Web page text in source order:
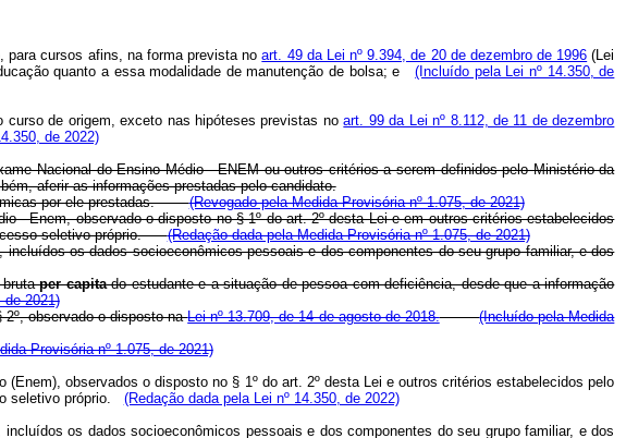
para cursos afins, na forma prevista noart. 49 da Lei nº 9.394, de 20 de dezembro de 1996 (Lei
quanto a essa modalidade de manutenção de bolsa; e
(Incluído pela Lei nº 14.350, de
curso de origem, exceto nas hipóteses previstas noart. 99 da Lei nº 8.112, de 11 de dezembro
de 2022)
Nacional do Ensino Médio - ENEM ou outros critérios a serem definidos pelo Ministério da
aferir as informações prestadas pelo candidato.
por ele prestadas.(Revogado pela Medida Provisória nº 1.075, de 2021)
- Enem, observado o disposto no § 1º do art. 2º desta Lei e em outros critérios estabelecidos
seletivo próprio.(Redação dada pela Medida Provisória nº 1.075, de 2021)
os dados socioeconômicos pessoais e dos componentes do seu grupo familiar, e dos
brutaper capitado estudante e a situação de pessoa com deficiência, desde que a informação
de 2021)
2º, observado o disposto naLei nº 13.709, de 14 de agosto de 2018.
(Incluído pela Medida
Provisória nº 1.075, de 2021)
observados o disposto no § 1º do art. 2º desta Lei e outros critérios estabelecidos pelo
seletivo próprio. (Redação dada pela Lei nº 14.350, de 2022)
os dados socioeconômicos pessoais e dos componentes do seu grupo familiar, e dos